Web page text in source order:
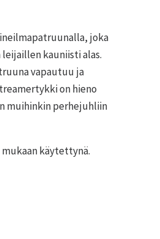
joka
kauniisti alas.
vapautuu ja
on hieno
muihinkin perhejuhliin
käytettynä.